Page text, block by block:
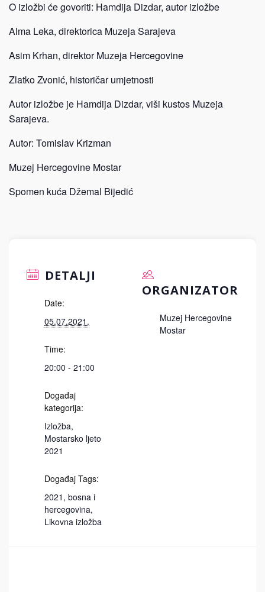
O izložbi će govoriti: Hamdija Dizdar, autor izložbe
Alma Leka, direktorica Muzeja Sarajeva
Asim Krhan, direktor Muzeja Hercegovine
Zlatko Zvonić, historičar umjetnosti
Autor izložbe je Hamdija Dizdar, viši kustos Muzeja
Sarajeva.
Autor: Tomislav Krizman
Muzej Hercegovine Mostar
Spomen kuća Džemal Bijedić
DETALJI
Date:
05.07.2021.
Time:
20:00 - 21:00
Događaj
kategorija:
Izložba,
Mostarsko ljeto
2021
Događaj Tags:
2021 , bosna i
hercegovina,
Likovna izložba
ORGANIZATOR
Muzej Hercegovine
Mostar